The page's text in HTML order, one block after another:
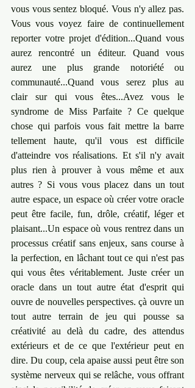
vous vous sentez bloqué. Vous n'y allez pas.
Vous vous voyez faire de continuellement
reporter votre projet d'édition...Quand vous
aurez rencontré un éditeur. Quand vous
aurez une plus grande notoriété ou
communauté...Quand vous serez plus au
clair sur qui vous êtes...Avez vous le
syndrome de Miss Parfaite ? Ce quelque
chose qui parfois vous fait mettre la barre
tellement haute, qu'il vous est difficile
d'atteindre vos réalisations. Et s'il n'y avait
plus rien à prouver à vous même et aux
autres ? Si vous vous placez dans un tout
autre espace, un espace où créer votre oracle
peut être facile, fun, drôle, créatif, léger et
plaisant...Un espace où vous rentrez dans un
processus créatif sans enjeux, sans course à
la perfection, en lâchant tout ce qui n'est pas
qui vous êtes véritablement. Juste créer un
oracle dans un tout autre état d'esprit qui
ouvre de nouvelles perspectives. çà ouvre un
tout autre terrain de jeu qui pousse sa
créativité au delà du cadre, des attendus
extérieurs et de ce que l'extérieur peut en
dire. Du coup, cela apaise aussi peut être son
système nerveux qui se relâche, vous offrant